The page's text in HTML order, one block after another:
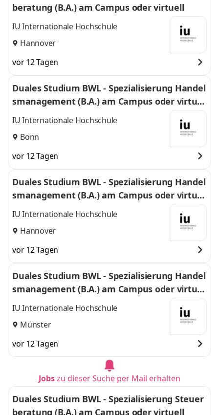
beratung (B.A.) am Campus oder virtuell
IU Internationale Hochschule
Hannover
vor 12 Tagen
Duales Studium BWL - Spezialisierung Handel
smanagement (B.A.) am Campus oder virtuel
l
IU Internationale Hochschule
Bonn
vor 12 Tagen
Duales Studium BWL - Spezialisierung Handel
smanagement (B.A.) am Campus oder virtuel
l
IU Internationale Hochschule
Hannover
vor 12 Tagen
Duales Studium BWL - Spezialisierung Handel
smanagement (B.A.) am Campus oder virtuel
l
IU Internationale Hochschule
Münster
vor 12 Tagen
Jobszu dieser Suche per Mail erhalten
Duales Studium BWL - Spezialisierung Steuer
beratung (B.A.) am Campus oder virtuell